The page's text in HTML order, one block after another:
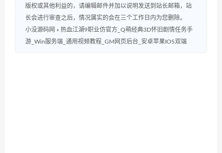
版权或其他利益的，请编辑邮件并加以说明发送到站长邮箱，站
长会进行审查之后，情况属实的会在三个工作日内为您删除。
小没源码网 » 热血江湖9职业仿官方_Q萌经典3D怀旧剧情任务手
游_Win服务端_通用视频教程_GM网页后台_安卓苹果IOS双端